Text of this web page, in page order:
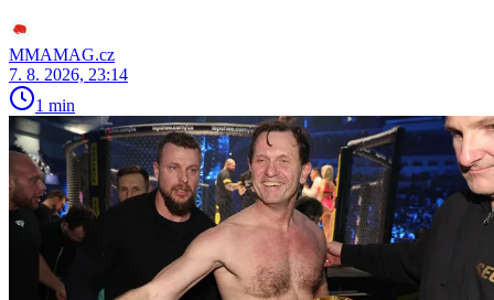
MMAMAG.cz
7. 8. 2026, 23:14
1 min